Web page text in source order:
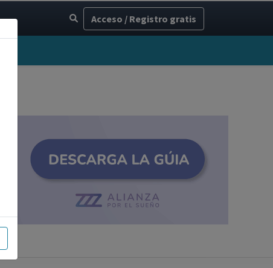
Acceso / Registro gratis